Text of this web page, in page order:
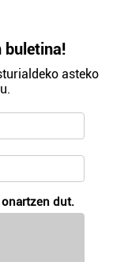
buletina!
asteko
dut.